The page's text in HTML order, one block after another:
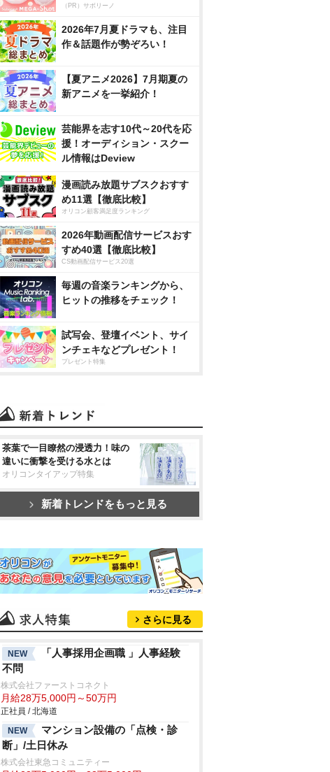
（PR）サボリーノ
2026年7月夏ドラマも、注目
作＆話題作が勢ぞろい！
【夏アニメ2026】7月期夏の
新アニメを一挙紹介！
芸能界を志す10代～20代を応
援！オーディション・スクー
ル情報はDeview
漫画読み放題サブスクおすす
め11選【徹底比較】
オリコン顧客満足度ランキング
2026年動画配信サービスおす
すめ40選【徹底比較】
CS動画配信サービス20選
毎週の音楽ランキングから、
ヒットの推移をチェック！
試写会、登壇イベント、サイ
ンチェキなどプレゼント！
プレゼント特集
茶葉で一目瞭然の浸透力！味の
違いに衝撃を受ける水とは
オリコンタイアップ特集
新着トレンドをもっと見る
さらに見る
NEW
「人事採用企画職 」人事経験
不問
株式会社ファーストコネクト
月給28万5,000円～50万円
正社員 / 北海道
NEW
マンション設備の「点検・診
断」/土日休み
株式会社東急コミュニティー